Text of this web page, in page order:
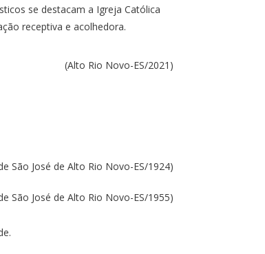
se destacam a Igreja Católica
receptiva e acolhedora.
(Alto Rio Novo-ES/2021)
São José de Alto Rio Novo-ES/1924)
São José de Alto Rio Novo-ES/1955)